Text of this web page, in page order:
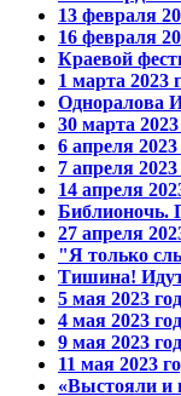
13 февраля
16 февраля
Краевой
1 марта 2023
Одноралова
30 марта 2023
6 апреля 2023
7 апреля 2023
14 апреля
Библионочь.
27 апреля
"Я только
Тишина!
5 мая 2023
4 мая 2023
9 мая 2023
11 мая 2023
«Выстояли и